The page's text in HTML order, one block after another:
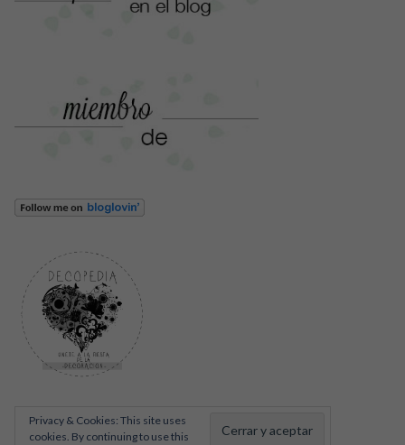
Privacy & Cookies: This site uses
cookies. By continuing to use this